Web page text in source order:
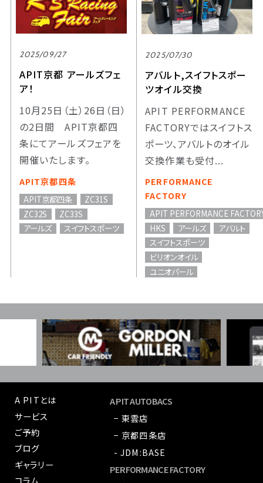
2025/09/27
APIT京都 アールズフェ
ア！
10月25日（土）26日（日）
の2日間 APIT京都四
条にてアールズフェアを
開催いたします。
APIT京都四条
APIT京都四条
ZC31S
ZC32S
ZC33S
アールズ
スイフトスポーツ
2025/07/30
アバルト,スイフトスポー
ツオイル交換
APIT PERFORMANCE
FACTORYではスイフトス
ポーツ、アバルトのオイル
交換作業も受付...
PERFORMANCE
FACTORY
APIT PERFORMANCE
HKS
アールズ
アバルト
スイフトスポーツ
ビリオンオイル
ユニオパール
A PITとは
サービス
ご予約
ブログ
ギャラリー
コラム
A PIT AUTOBACS
− 東雲店
− 京都四条店
- JDM:BASE
PERFORMANCE FACTORY